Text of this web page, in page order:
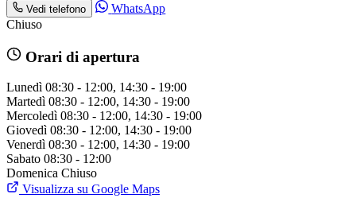
Vedi telefono
WhatsApp
Chiuso
Orari di apertura
Lunedì 08:30 - 12:00, 14:30 - 19:00
Martedì 08:30 - 12:00, 14:30 - 19:00
Mercoledì 08:30 - 12:00, 14:30 - 19:00
Giovedì 08:30 - 12:00, 14:30 - 19:00
Venerdì 08:30 - 12:00, 14:30 - 19:00
Sabato 08:30 - 12:00
Domenica Chiuso
Visualizza su Google Maps